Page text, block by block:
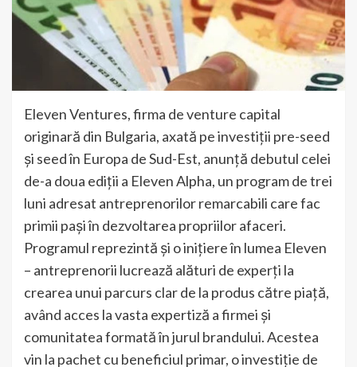
Eleven Ventures, firma de venture capital
originară din Bulgaria, axată pe investiții pre-seed
și seed în Europa de Sud-Est, anunță debutul celei
de-a doua ediții a Eleven Alpha, un program de trei
luni adresat antreprenorilor remarcabili care fac
primii pași în dezvoltarea propriilor afaceri.
Programul reprezintă și o inițiere în lumea Eleven
– antreprenorii lucrează alături de experți la
crearea unui parcurs clar de la produs către piață,
având acces la vasta expertiză a firmei și
comunitatea formată în jurul brandului. Acestea
vin la pachet cu beneficiul primar, o investiție de